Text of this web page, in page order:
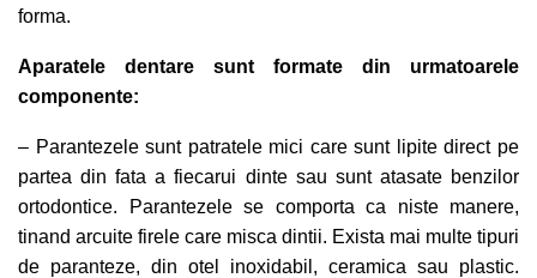
forma.
Aparatele dentare sunt formate din urmatoarele
componente:
– Parantezele sunt patratele mici care sunt lipite direct pe
partea din fata a fiecarui dinte sau sunt atasate benzilor
ortodontice. Parantezele se comporta ca niste manere,
tinand arcuite firele care misca dintii. Exista mai multe tipuri
de paranteze, din otel inoxidabil, ceramica sau plastic.